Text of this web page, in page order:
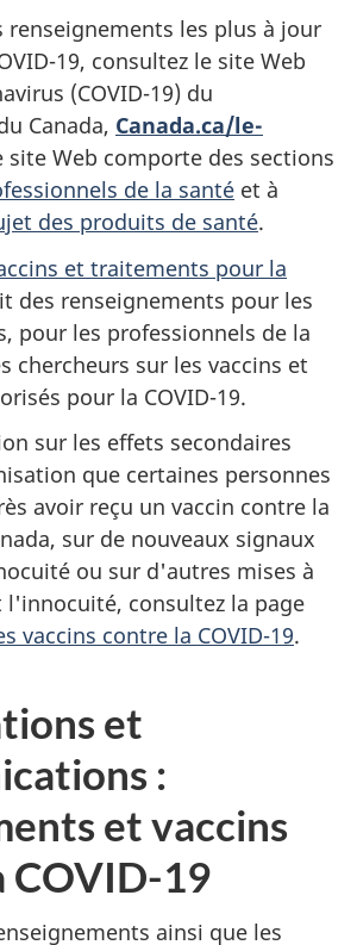
renseignements les plus à jour
19, consultez le site Web
(COVID-19) du
Canada, Canada.ca/le-
site Web comporte des sections
de la santé et à
des produits de santé.
et traitements pour la
des renseignements pour les
pour les professionnels de la
chercheurs sur les vaccins et
pour la COVID-19.
sur les effets secondaires
que certaines personnes
avoir reçu un vaccin contre la
sur de nouveaux signaux
ou sur d'autres mises à
l'innocuité, consultez la page
vaccins contre la COVID-19.
et
:
et vaccins
COVID-19
ainsi que les